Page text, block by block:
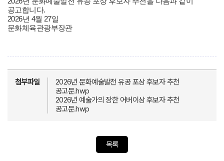
공고합니다.
2026년 4월 27일
문화체육관광부장관
첨부파일
2026년 문화예술발전 유공 포상 후보자 추천
공고문.hwp
2026년 예술가의 장한 어버이상 후보자 추천
공고문.hwp
목록